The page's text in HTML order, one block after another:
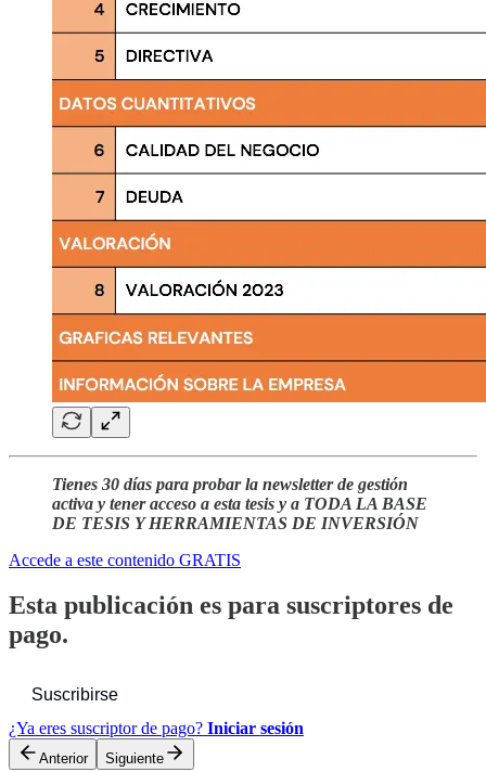
Tienes 30 días para probar la newsletter de gestión
activa y tener acceso a esta tesis y a TODA LA BASE
DE TESIS Y HERRAMIENTAS DE INVERSIÓN
Accede a este contenido GRATIS
Esta publicación es para suscriptores de
pago.
Suscribirse
¿Ya eres suscriptor de pago? Iniciar sesión
Anterior Siguiente